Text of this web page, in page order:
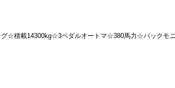
☆積載14300kg☆3ペダルオートマ☆380馬力☆バックモニ